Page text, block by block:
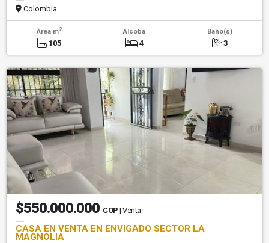
Colombia
Área m2
105
Alcoba
4
Baño(s)
3
$550.000.000 COP | Venta
CASA EN VENTA EN ENVIGADO SECTOR LA
MAGNOLIA